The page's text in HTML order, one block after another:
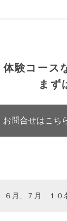
体験コース
まず
お問合せはこち
６月、７月 １０